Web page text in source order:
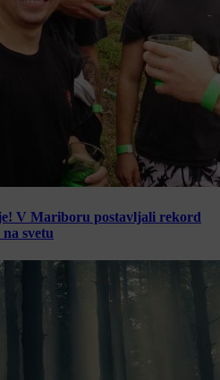
V Mariboru postavljali rekord
svetu